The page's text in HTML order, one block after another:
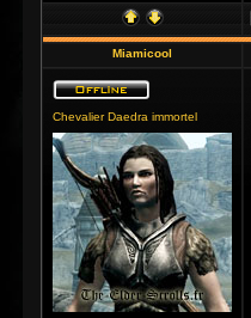
Miamicool
Chevalier Daedra immortel